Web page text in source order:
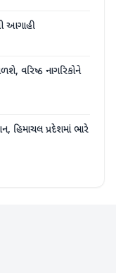
આગાહી
વરિષ્ઠ નાગરિકોને
હિમાચલ પ્રદેશમાં ભારે